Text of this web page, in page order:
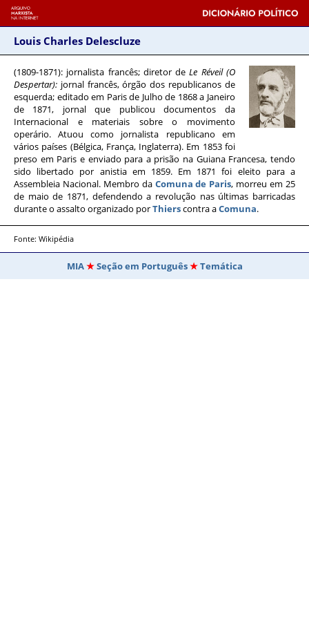
Louis Charles Delescluze
(1809-1871): jornalista francês; diretor deLe Réveil (O
Despertar): jornal francês, órgão dos republicanos de
esquerda; editado em Paris de Julho de 1868 a Janeiro
de 1871, jornal que publicou documentos da
Internacional e materiais sobre o movimento
operário. Atuou como jornalista republicano em
vários países (Bélgica, França, Inglaterra). Em 1853 foi
preso em Paris e enviado para a prisão na Guiana Francesa, tendo
sido libertado por anistia em 1859. Em 1871 foi eleito para a
Assembleia Nacional. Membro da Comuna de Paris, morreu em 25
de maio de 1871, defendendo a revolução nas últimas barricadas
durante o assalto organizado porThierscontra aComuna.
Fonte: Wikipédia
MIA Seção em Português Temática